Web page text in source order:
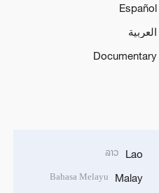
Español
العربية
Documentary
Lao
ລາວ
Malay
Bahasa Melayu